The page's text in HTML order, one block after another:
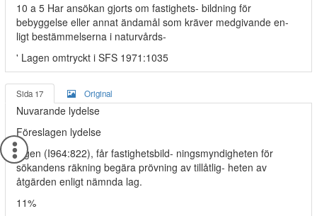
10 a 5 Har ansökan gjorts om fastighets- bildning för
bebyggelse eller annat ändamål som kräver medgivande en-
ligt bestämmelserna i naturvårds-
' Lagen omtryckt i SFS 1971:1035
Sida 17 Original
Nuvarande lydelse
Föreslagen lydelse
lagen (I964:822), får fastighetsbild- ningsmyndigheten för
sökandens räkning begära prövning av tillåtlig- heten av
åtgärden enligt nämnda lag.
11%